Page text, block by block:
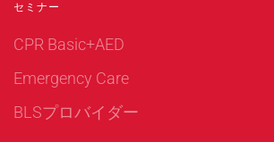
セミナー
CPR Basic+AED
Emergency Care
BLSプロバイダー